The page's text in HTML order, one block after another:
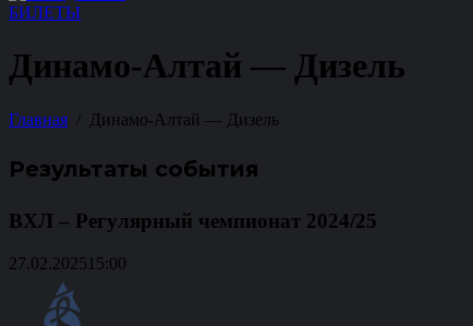
БИЛЕТЫ
Динамо-Алтай — Дизель
Главная Динамо-Алтай — Дизель
Результаты события
ВХЛ – Регулярный чемпионат 2024/25
27.02.2025 15:00